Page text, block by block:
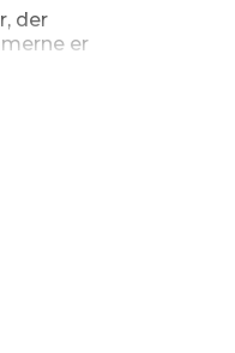
der
er